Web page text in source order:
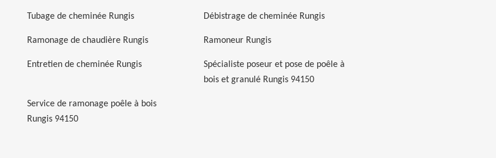
Tubage de cheminée Rungis Débistrage de cheminée Rungis
Ramonage de chaudière Rungis Ramoneur Rungis
Entretien de cheminée Rungis
Spécialiste poseur et pose de poêle à
bois et granulé Rungis 94150
Service de ramonage poêle à bois
Rungis 94150